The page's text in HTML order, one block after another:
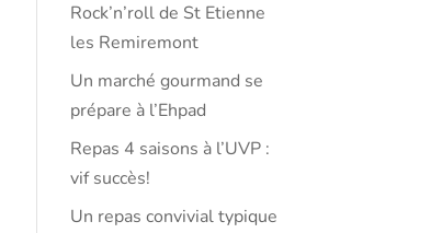
Rock’n’roll de St Etienne
les Remiremont
Un marché gourmand se
prépare à l’Ehpad
Repas 4 saisons à l’UVP :
vif succès!
Un repas convivial typique